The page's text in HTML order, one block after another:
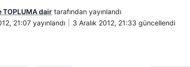
TOPLUMA dair tarafından yayınlandı
21:07 yayınlandı 3 Aralık 2012, 21:33 güncellendi